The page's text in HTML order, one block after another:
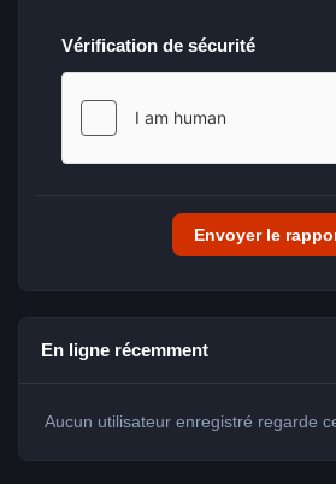
Vérification de sécurité
Envoyer le
En ligne récemment
Aucun utilisateur enregistré regarde